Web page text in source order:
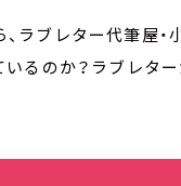
ブレター代筆屋・
るのか？ラブレター